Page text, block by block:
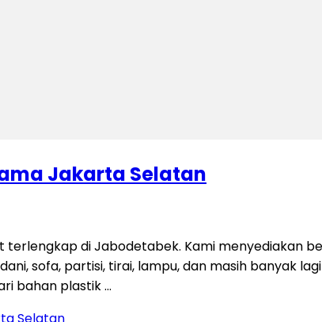
Jakarta Selatan
di Jabodetabek. Kami menyediakan
sofa, partisi, tirai, lampu, dan masih banyak
bahan plastik …